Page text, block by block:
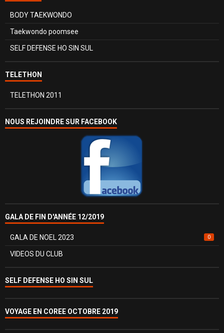
BODY TAEKWONDO
Taekwondo poomsee
SELF DEFENSE HO SIN SUL
TELETHON
TELETHON 2011
NOUS REJOINDRE SUR FACEBOOK
GALA DE FIN D'ANNÉE 12/2019
GALA DE NOEL 2023 0
VIDEOS DU CLUB
SELF DEFENSE HO SIN SUL
VOYAGE EN COREE OCTOBRE 2019